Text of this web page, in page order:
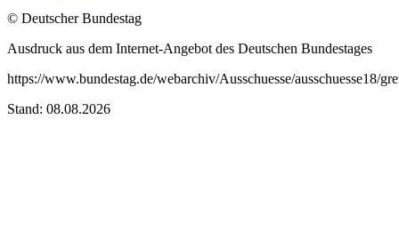
© Deutscher Bundestag
Ausdruck aus dem Internet-Angebot des Deutschen Bundestages
https://www.bundestag.de/webarchiv/Ausschuesse/ausschuesse18/
Stand: 08.08.2026